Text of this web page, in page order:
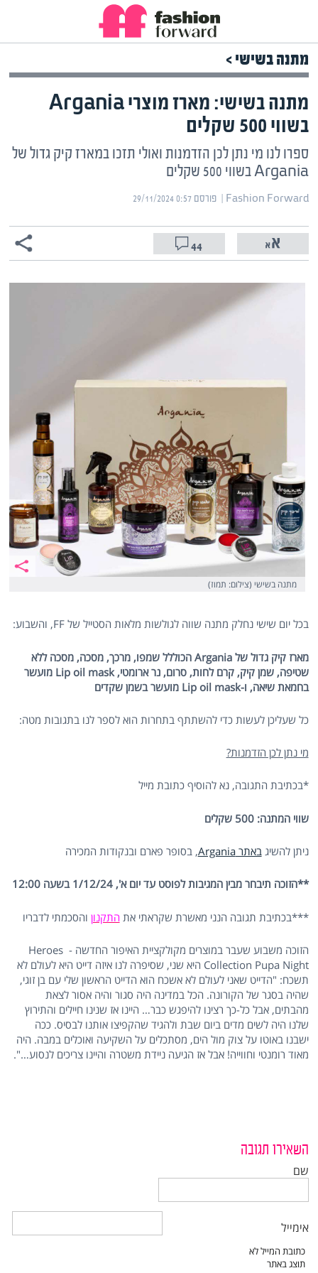
מתנה בשישי >
מתנה בשישי: מארז מוצרי Argania
בשווי 500 שקלים
ספרו לנו מי נתן לכן הזדמנות ואולי תזכו במארז קיק גדול של
Argania בשווי 500 שקלים
Fashion Forward | ‏ פורסם ‎29/11/2024 0:57
44
מתנה בשישי (צילום: תמוז)
בכל יום שישי נחלק מתנה שווה לגולשות מלאות הסטייל של FF, והשבוע:
מארז קיק גדול של Argania הכוללל שמפו, מרכך, מסכה, מסכה ללא
שטיפה, שמן קיק, קרם לחות, סרום,נר ארומטי,Lip oil mask מועשר
בחמאת שיאה, ו-Lip oil mask מועשר בשמן שקדים
כל שעליכן לעשות כדי להשתתף בתחרות הוא לספר לנו בתגובות מטה:
מי נתן לכן הזדמנות?
*בכתיבת התגובה, נא להוסיף כתובת מייל
שווי המתנה: 500 שקלים
ניתן להשיגבאתר Argania , בסופר פארם ובנקודות המכירה
**הזוכה תיבחר מבין המגיבות לפוסט עד יום א', 1/12/24 בשעה 12:00
***בכתיבת תגובה הנני מאשרת שקראתי את התקנון והסכמתי לדבריו
הזוכה משבוע שעבר ב
מוצרים מקולקציית האיפור החדשה - Heroes
Collection Pupa Night היא שני, שסיפרה לנו איזה דייט היא לעולם לא
תשכח: "הדייט שאני לעולם לא אשכח הוא הדייט הראשון שלי עם בן זוגי,
שהיה בסגר של הקורונה. הכל במדינה היה סגור והיה אסור לצאת
מהבתים, אבל כל-כך רצינו להיפגש כבר… היינו אז שנינו חיילים והתירוץ
שלנו היה לשים מדים ביום שבת ולהגיד שהקפיצו אותנו לבסיס. ככה
ישבנו באוטו על צוק מול הים, מסתכלים על השקיעה ואוכלים במבה. היה
מאוד רומנטי וחווייה! אבל אז הגיעה ניידת משטרה והיינו צריכים לנסוע…".
השאירו תגובה
שם
אימייל